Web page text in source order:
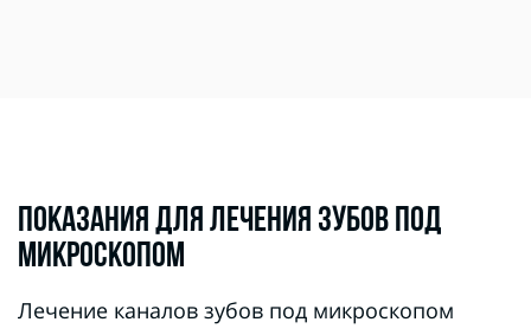
ПОКАЗАНИЯ ДЛЯ ЛЕЧЕНИЯ ЗУБОВ ПОД
МИКРОСКОПОМ
Лечение каналов зубов под микроскопом